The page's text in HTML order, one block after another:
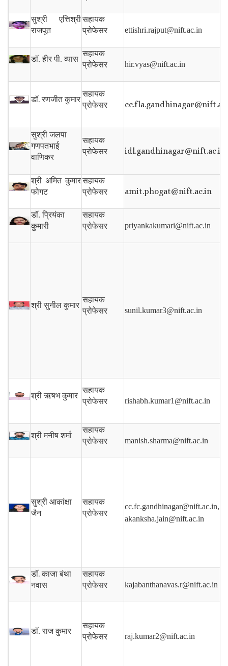
सुश्री एत्तिश्री
राजपूत
सहायक
प्रोफेसर
ettishri.rajput@nift.ac.in
डॉ. हीर पी. व्यास
सहायक
प्रोफेसर
hir.vyas@nift.ac.in
डॉ.रणजीत कुमार
सहायक
प्रोफेसर
सुश्री जलपा
गणपतभाई
वाणिकर
सहायक
प्रोफेसर
idl.gandhinagar@nift.ac.in
श्री अमित कुमार
फोगट
सहायक
प्रोफेसर
amit.phogat@nift.ac.in
डॉ. प्रियंका
कुमारी
सहायक
प्रोफेसर
priyankakumari@nift.ac.in
श्री सुनील कुमार
सहायक
प्रोफेसर
sunil.kumar3@nift.ac.in
श्री ऋषभ कुमार
सहायक
प्रोफेसर
rishabh.kumar1@nift.ac.in
श्री मनीष शर्मा
सहायक
प्रोफेसर
manish.sharma@nift.ac.in
सुश्री आकांक्षा
जैन
सहायक
प्रोफेसर
cc.fc.gandhinagar@nift.ac.in,
akanksha.jain@nift.ac.in
डॉ.काजा बंथा
नवास
सहायक
प्रोफेसर
kajabanthanavas.r@nift.ac.in
डॉ. राज कुमार
सहायक
प्रोफेसर
raj.kumar2@nift.ac.in